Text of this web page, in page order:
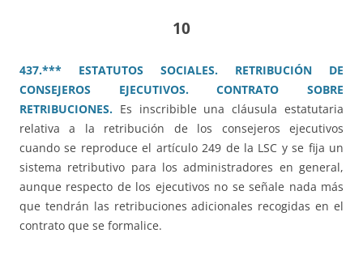
10
437.*** ESTATUTOS SOCIALES. RETRIBUCIÓN DE
CONSEJEROS EJECUTIVOS. CONTRATO SOBRE
RETRIBUCIONES. Es inscribible una cláusula estatutaria
relativa a la retribución de los consejeros ejecutivos
cuando se reproduce el artículo 249 de la LSC y se fija un
sistema retributivo para los administradores en general,
aunque respecto de los ejecutivos no se señale nada más
que tendrán las retribuciones adicionales recogidas en el
contrato que se formalice.